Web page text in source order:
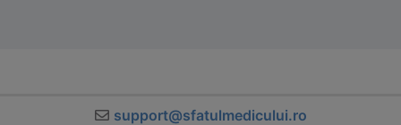
support@sfatulmedicului.ro